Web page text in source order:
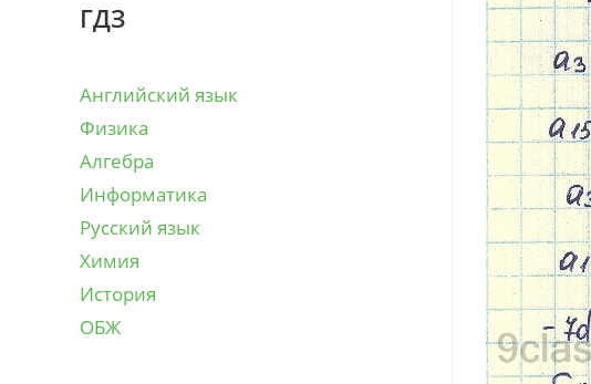
ГДЗ
Английский язык
Физика
Алгебра
Информатика
Русский язык
Химия
История
ОБЖ